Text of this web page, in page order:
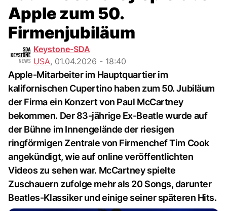
Apple zum 50.
Firmenjubiläum
Keystone-SDA
USA, 01.04.2026 - 18:40
Apple-Mitarbeiter im Hauptquartier im
kalifornischen Cupertino haben zum 50. Jubiläum
der Firma ein Konzert von Paul McCartney
bekommen. Der 83-jährige Ex-Beatle wurde auf
der Bühne im Innengelände der riesigen
ringförmigen Zentrale von Firmenchef Tim Cook
angekündigt, wie auf online veröffentlichten
Videos zu sehen war. McCartney spielte
Zuschauern zufolge mehr als 20 Songs, darunter
Beatles-Klassiker und einige seiner späteren Hits.